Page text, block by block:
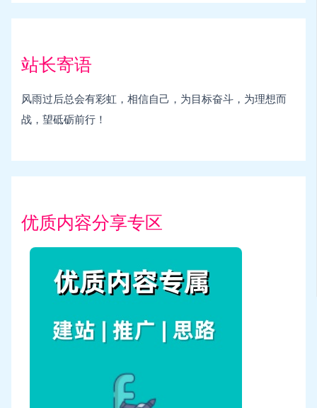
站长寄语
风雨过后总会有彩虹，相信自己，为目标奋斗，为理想而
战，望砥砺前行！
优质内容分享专区